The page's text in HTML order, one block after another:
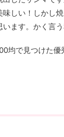
味しい！しかし
います。かく言
均で見つけた